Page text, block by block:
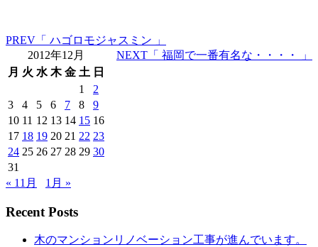
PREV 「 ハゴロモジャスミン 」
NEXT 「 福岡で一番有名な・・・・ 」
2012年12月
月 火 水 木 金 土 日
1
2
3
4 5 6 7 8
9
10 11 12 13 14 15 16
17 18 19 20 21 22 23
24 25 26 27 28 29 30
31
« 11月
1月 »
Recent Posts
木のマンションリノベーション工事が進んでいます。